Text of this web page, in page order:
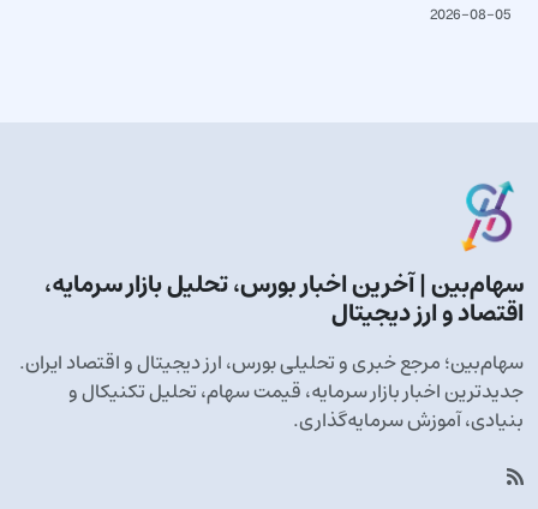
2026-08-05
سهام‌بین | آخرین اخبار بورس، تحلیل بازار سرمایه،
اقتصاد و ارز دیجیتال
سهام‌بین؛ مرجع خبری و تحلیلی بورس، ارز دیجیتال و اقتصاد ایران.
جدیدترین اخبار بازار سرمایه، قیمت سهام، تحلیل تکنیکال و
بنیادی، آموزش سرمایه‌گذاری.